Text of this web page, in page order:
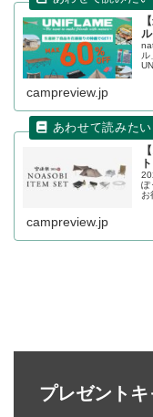
ル
campreview.jp
ぽ
お
campreview.jp
プレゼント